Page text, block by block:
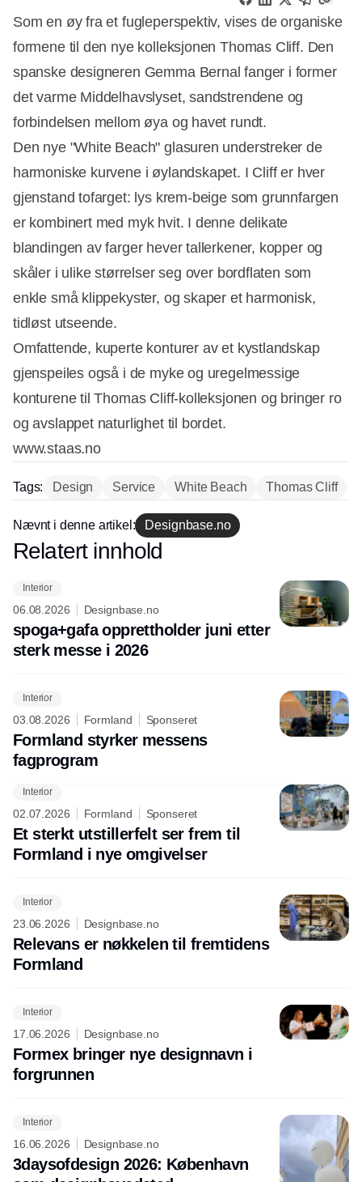
Som en øy fra et fugleperspektiv, vises de organiske
formene til den nye kolleksjonen Thomas Cliff. Den
spanske designeren Gemma Bernal fanger i former
det varme Middelhavslyset, sandstrendene og
forbindelsen mellom øya og havet rundt.
Den nye "White Beach" glasuren understreker de
harmoniske kurvene i øylandskapet. I Cliff er hver
gjenstand tofarget: lys krem-beige som grunnfargen
er kombinert med myk hvit. I denne delikate
blandingen av farger hever tallerkener, kopper og
skåler i ulike størrelser seg over bordflaten som
enkle små klippekyster, og skaper et harmonisk,
tidløst utseende.
Omfattende, kuperte konturer av et kystlandskap
gjenspeiles også i de myke og uregelmessige
konturene til Thomas Cliff-kolleksjonen og bringer ro
og avslappet naturlighet til bordet.
www.staas.no
Annonce
Tags: Design Service White Beach Thomas Cliff
Nævnt i denne artikel: Designbase.no
Annonce
Relatert innhold
Interior
06.08.2026 Designbase.no
spoga+gafa opprettholder juni etter
sterk messe i 2026
Interior
03.08.2026 Formland Sponseret
Formland styrker messens
fagprogram
Interior
02.07.2026 Formland Sponseret
Et sterkt utstillerfelt ser frem til
Formland i nye omgivelser
Interior
23.06.2026 Designbase.no
Relevans er nøkkelen til fremtidens
Formland
Interior
17.06.2026 Designbase.no
Formex bringer nye designnavn i
forgrunnen
Interior
16.06.2026 Designbase.no
3daysofdesign 2026: København